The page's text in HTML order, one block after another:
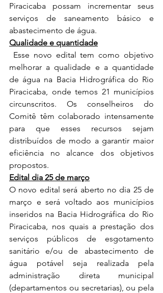
Piracicaba possam incrementar seus
serviços de saneamento básico e
abastecimento de água.
Qualidade e quantidade
Esse novo edital tem como objetivo
melhorar a qualidade e a quantidade
de água na Bacia Hidrográfica do Rio
Piracicaba, onde temos 21 municípios
circunscritos. Os conselheiros do
Comitê têm colaborado intensamente
para que esses recursos sejam
distribuídos de modo a garantir maior
eficiência no alcance dos objetivos
propostos.
Edital dia 25 de março
O novo edital será aberto no dia 25 de
março e será voltado aos municípios
inseridos na Bacia Hidrográfica do Rio
Piracicaba, nos quais a prestação dos
serviços públicos de esgotamento
sanitário e/ou de  abastecimento de
água potável seja realizada pela
administração direta municipal
(departamentos ou secretarias), ou pela